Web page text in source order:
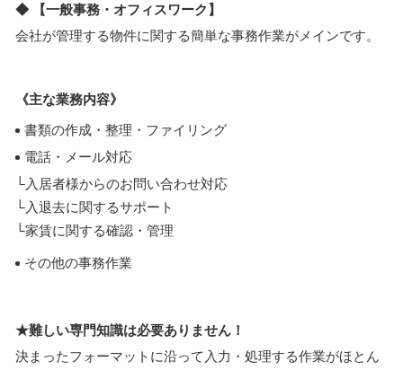
◆ 【一般事務・オフィスワーク】
会社が管理する物件に関する簡単な事務作業がメインです。
《主な業務内容》
書類の作成・整理・ファイリング
電話・メール対応
└入居者様からのお問い合わせ対応
└入退去に関するサポート
└家賃に関する確認・管理
その他の事務作業
★難しい専門知識は必要ありません！
決まったフォーマットに沿って入力・処理する作業がほとん